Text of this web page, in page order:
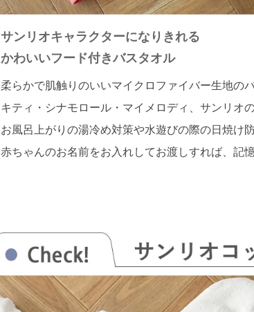
サンリオキャラクターになりきれる
かわいいフード付きバスタオル
柔らかで肌触りのいいマイクロファイバー生地の
キティ・シナモロール・マイメロディ、サンリオ
お風呂上がりの湯冷め対策や水遊びの際の日焼け
赤ちゃんのお名前をお入れしてお渡しすれば、記